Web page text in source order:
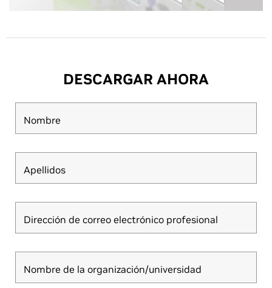
DESCARGAR AHORA
Nombre
Apellidos
Dirección de correo electrónico profesional
Nombre de la organización/universidad